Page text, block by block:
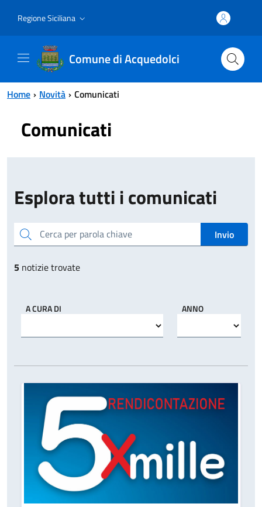
Regione Siciliana
Comune di Acquedolci
Home Novità Comunicati
Comunicati
Esplora tutti i comunicati
Cerca per parola chiave Invio
5 notizie trovate
A CURA DI ANNO